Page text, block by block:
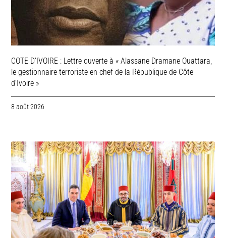
COTE D’IVOIRE : Lettre ouverte à « Alassane Dramane Ouattara,
le gestionnaire terroriste en chef de la République de Côte
d’Ivoire »
8 août 2026